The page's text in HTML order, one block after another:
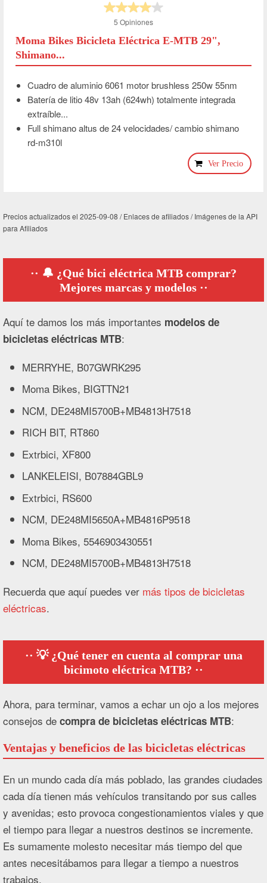
5 Opiniones
Moma Bikes Bicicleta Eléctrica E-MTB 29",
Shimano...
Cuadro de aluminio 6061 motor brushless 250w 55nm
Batería de litio 48v 13ah (624wh) totalmente integrada
extraíble...
Full shimano altus de 24 velocidades/ cambio shimano
rd-m310l
Ver Precio
Precios actualizados el 2025-09-08 / Enlaces de afiliados / Imágenes de la API
para Afiliados
🔔 ¿Qué bici eléctrica MTB comprar?
Mejores marcas y modelos
Aquí te damos los más importantes modelos de
bicicletas eléctricas MTB:
MERRYHE, B07GWRK295
Moma Bikes, BIGTTN21
NCM, DE248MI5700B+MB4813H7518
RICH BIT, RT860
Extrbici, XF800
LANKELEISI, B07884GBL9
Extrbici, RS600
NCM, DE248MI5650A+MB4816P9518
Moma Bikes, 5546903430551
NCM, DE248MI5700B+MB4813H7518
Recuerda que aquí puedes ver más tipos de bicicletas
eléctricas.
💡 ¿Qué tener en cuenta al comprar una
bicimoto eléctrica MTB?
Ahora, para terminar, vamos a echar un ojo a los mejores
consejos decompra de bicicletas eléctricas MTB:
Ventajas y beneficios de las bicicletas eléctricas
En un mundo cada día más poblado, las grandes ciudades
cada día tienen más vehículos transitando por sus calles
y avenidas; esto provoca congestionamientos viales y que
el tiempo para llegar a nuestros destinos se incremente.
Es sumamente molesto necesitar más tiempo del que
antes necesitábamos para llegar a tiempo a nuestros
trabajos.